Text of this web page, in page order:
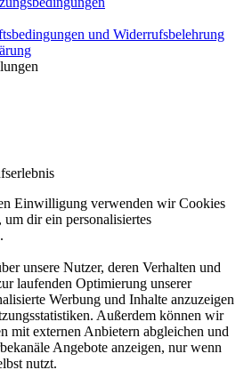
und Widerrufsbelehrung
Einwilligung verwenden wir Cookies
dir ein personalisiertes
unsere Nutzer, deren Verhalten und
laufenden Optimierung unserer
Werbung und Inhalte anzuzeigen
Außerdem können wir
mit externen Anbietern abgleichen und
Angebote anzeigen, nur wenn
nutzt.